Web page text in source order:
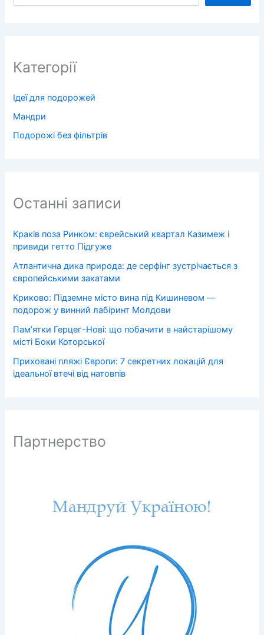
Категорії
Ідеї для подорожей
Мандри
Подорожі без фільтрів
Останні записи
Краків поза Ринком: єврейський квартал Казимеж і
привиди гетто Підгуже
Атлантична дика природа: де серфінг зустрічається з
європейськими закатами
Криково: Підземне місто вина під Кишиневом —
подорож у винний лабіринт Молдови
Пам’ятки Герцег-Нові: що побачити в найстарішому
місті Боки Которської
Приховані пляжі Європи: 7 секретних локацій для
ідеальної втечі від натовпів
Партнерство